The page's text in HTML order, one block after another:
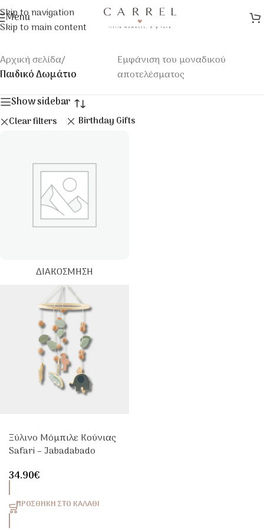
Skip to navigation
Skip to main content
Menu
Αρχική σελίδα/
Παιδικό Δωμάτιο
Εμφάνιση του μοναδικού
αποτελέσματος
Show sidebar
Clear filters Birthday Gifts
ΔΙΑΚΌΣΜΗΣΗ
Ξύλινο Μόμπιλε Κούνιας
Safari – Jabadabado
34.90€
ΠΡΟΣΘΉΚΗ ΣΤΟ ΚΑΛΆΘΙ